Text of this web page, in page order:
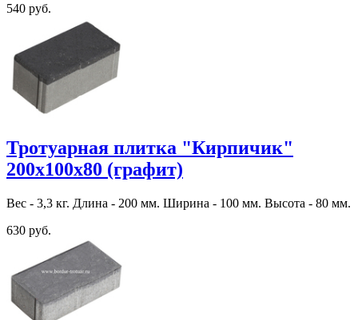
540 руб.
Тротуарная плитка "Кирпичик"
200х100х80 (графит)
Вес - 3,3 кг. Длина - 200 мм. Ширина - 100 мм. Высота - 80 мм.
630 руб.